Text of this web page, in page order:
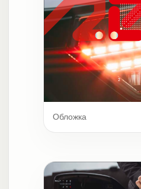
Обложка